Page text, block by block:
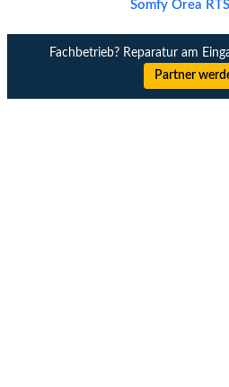
Somfy Orea
Fachbetrieb? Reparatur am
Partner